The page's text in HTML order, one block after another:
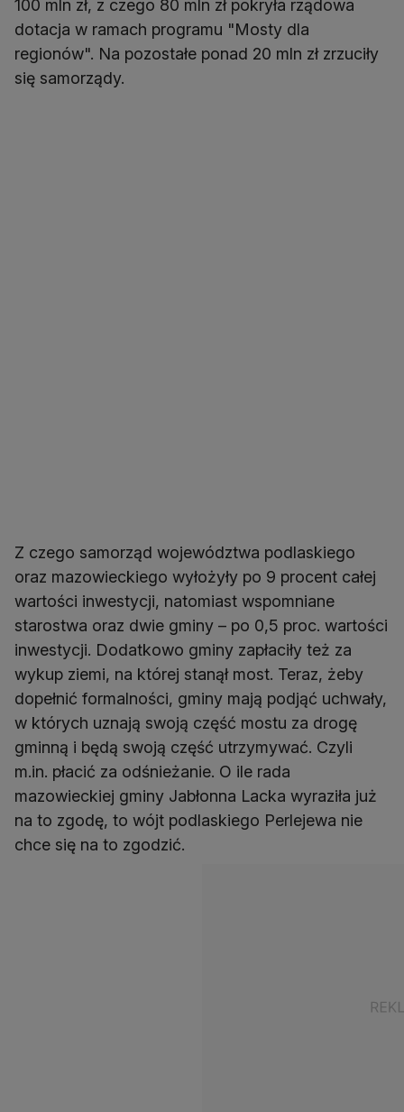
100 mln zł, z czego 80 mln zł pokryła rządowa
dotacja w ramach programu "Mosty dla
regionów". Na pozostałe ponad 20 mln zł zrzuciły
się samorządy.
Z czego samorząd województwa podlaskiego
oraz mazowieckiego wyłożyły po 9 procent całej
wartości inwestycji, natomiast wspomniane
starostwa oraz dwie gminy – po 0,5 proc. wartości
inwestycji. Dodatkowo gminy zapłaciły też za
wykup ziemi, na której stanął most. Teraz, żeby
dopełnić formalności, gminy mają podjąć uchwały,
w których uznają swoją część mostu za drogę
gminną i będą swoją część utrzymywać. Czyli
m.in. płacić za odśnieżanie. O ile rada
mazowieckiej gminy Jabłonna Lacka wyraziła już
na to zgodę, to wójt podlaskiego Perlejewa nie
chce się na to zgodzić.